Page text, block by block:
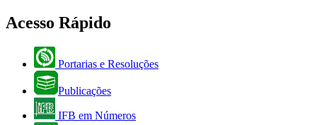
Acesso Rápido
Portarias e Resoluções
Publicações
IFB em Números